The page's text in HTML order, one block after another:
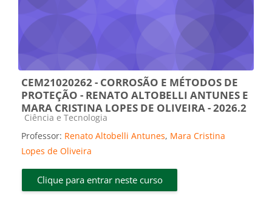
CEM21020262 - CORROSÃO E MÉTODOS DE
PROTEÇÃO - RENATO ALTOBELLI ANTUNES E
MARA CRISTINA LOPES DE OLIVEIRA - 2026.2
Categoria do curso
Ciência e Tecnologia
Professor: Renato Altobelli Antunes, Mara Cristina
Lopes de Oliveira
Clique para entrar neste curso